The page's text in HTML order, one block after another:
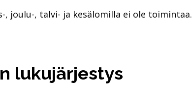
, joulu-, talvi- ja kesälomilla ei ole toimintaa.
lukujärjestys